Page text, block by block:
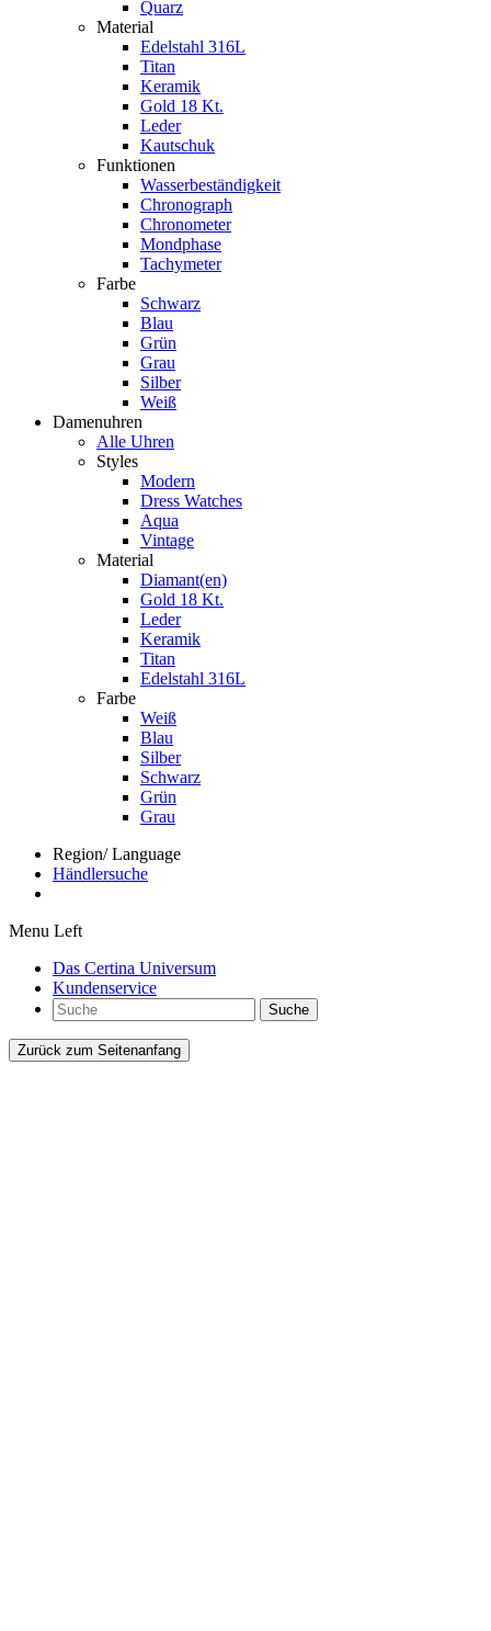
Quarz
Material
Edelstahl 316L
Titan
Keramik
Gold 18 Kt.
Leder
Kautschuk
Funktionen
Wasserbeständigkeit
Chronograph
Chronometer
Mondphase
Tachymeter
Farbe
Schwarz
Blau
Grün
Grau
Silber
Weiß
Damenuhren
Alle Uhren
Styles
Modern
Dress Watches
Aqua
Vintage
Material
Diamant(en)
Gold 18 Kt.
Leder
Keramik
Titan
Edelstahl 316L
Farbe
Weiß
Blau
Silber
Schwarz
Grün
Grau
Region/ Language
Händlersuche
Menu Left
Das Certina Universum
Kundenservice
Suche
Zurück zum Seitenanfang